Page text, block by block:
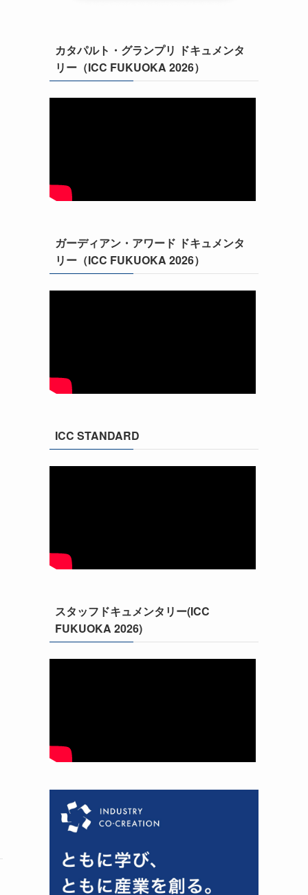
カタパルト・グランプリ ドキュメンタ
リー（ICC FUKUOKA 2026）
ガーディアン・アワード ドキュメンタ
リー（ICC FUKUOKA 2026）
ICC STANDARD
スタッフドキュメンタリー(ICC
FUKUOKA 2026)